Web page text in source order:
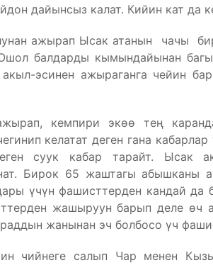
дайынсыз калат. Кийин кат да
ажырап Ысак атанын чачы
балдарды кымындайынан
эсинен ажыраганга чейин
кемпири экөө тең
келатат деген гана
суук кабар тарайт. Ысак
Бирок 65 жаштагы абышканы
үчүн фашисттерден кандай
жашыруун барып деле өч
жанынан эч болбосо үч
чийнеге салып Чар менен